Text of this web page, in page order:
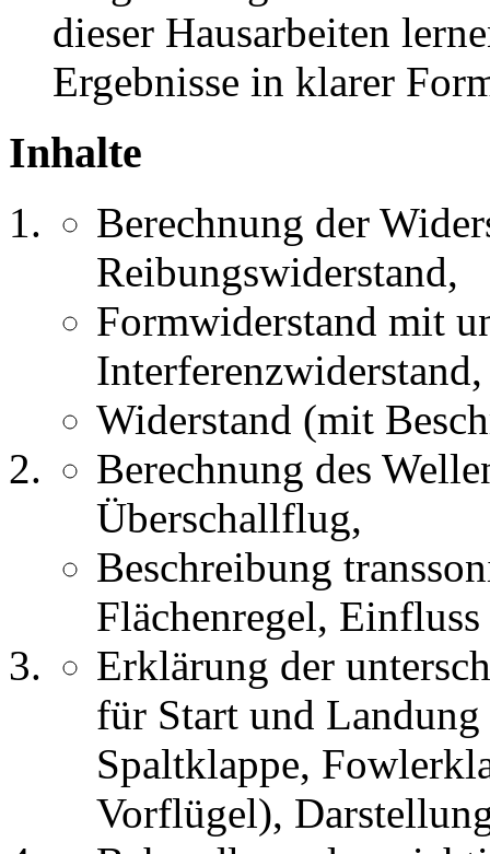
dieser Hausarbeiten
Ergebnisse in klarer
Inhalte
Berechnung der
Reibungswiderstand,
Formwiderstand mit
Widerstand (mit
Berechnung des
Überschallflug,
Beschreibung
Flächenregel,
Erklärung der
für Start und
Spaltklappe,
Vorflügel),